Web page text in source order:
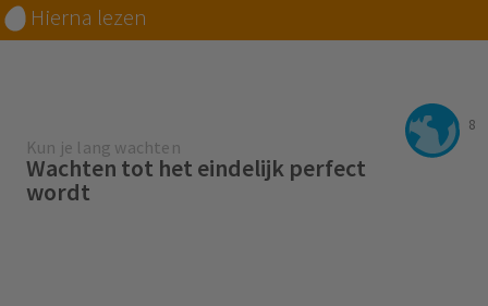
Hierna lezen
8
Kun je lang wachten
Wachten tot het eindelijk perfect
wordt